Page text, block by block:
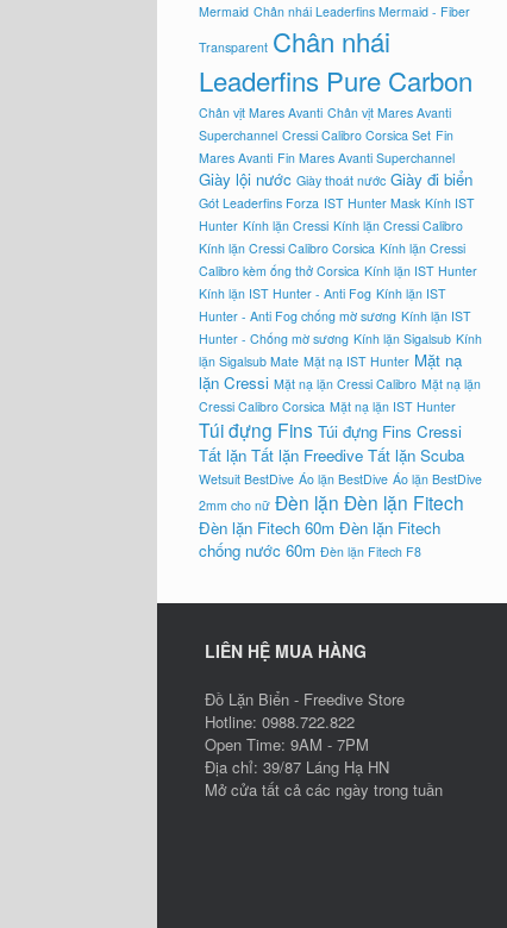
Mermaid Chân nhái Leaderfins Mermaid - Fiber
Transparent Chân nhái
Leaderfins Pure Carbon
Chân vịt Mares Avanti Chân vịt Mares Avanti
Superchannel Cressi Calibro Corsica Set Fin
Mares Avanti Fin Mares Avanti Superchannel
Giày lội nước Giày thoát nước Giày đi biển
Gót Leaderfins Forza IST Hunter Mask Kính IST
Hunter Kính lặn Cressi Kính lặn Cressi Calibro
Kính lặn Cressi Calibro Corsica Kính lặn Cressi
Calibro kèm ống thở Corsica Kính lặn IST Hunter
Kính lặn IST Hunter - Anti Fog Kính lặn IST
Hunter - Anti Fog chống mờ sương Kính lặn IST
Hunter - Chống mờ sương Kính lặn Sigalsub Kính
lặn Sigalsub Mate Mặt nạ IST Hunter Mặt nạ
lặn Cressi Mặt nạ lặn Cressi Calibro Mặt nạ lặn
Cressi Calibro Corsica Mặt nạ lặn IST Hunter
Túi đựng Fins Túi đựng Fins Cressi
Tất lặn Tất lặn Freedive Tất lặn Scuba
Wetsuit BestDive Áo lặn BestDive Áo lặn BestDive
2mm cho nữ Đèn lặn Đèn lặn Fitech
Đèn lặn Fitech 60m Đèn lặn Fitech
chống nước 60m Đèn lặn Fitech F8
LIÊN HỆ MUA HÀNG
Đồ Lặn Biển - Freedive Store
Hotline: 0988.722.822
Open Time: 9AM - 7PM
Địa chỉ: 39/87 Láng Hạ HN
Mở cửa tất cả các ngày trong tuần